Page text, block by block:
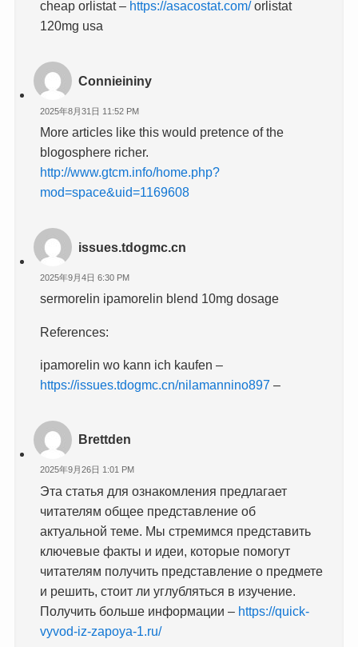
cheap orlistat – https://asacostat.com/orlistat
120mg usa
Connieininy
2025年8月31日 11:52 PM
More articles like this would pretence of the
blogosphere richer.
http://www.gtcm.info/home.php?
mod=space&uid=1169608
issues.tdogmc.cn
2025年9月4日 6:30 PM
sermorelin ipamorelin blend 10mg dosage
References:
ipamorelin wo kann ich kaufen –
https://issues.tdogmc.cn/nilamannino897 –
Brettden
2025年9月26日 1:01 PM
Эта статья для ознакомления предлагает
читателям общее представление об
актуальной теме. Мы стремимся представить
ключевые факты и идеи, которые помогут
читателям получить представление о предмете
и решить, стоит ли углубляться в изучение.
Получить больше информации – https://quick-
vyvod-iz-zapoya-1.ru/